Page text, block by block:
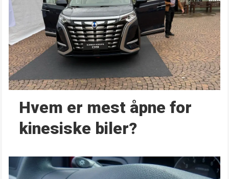
Hvem er mest åpne for
kinesiske biler?